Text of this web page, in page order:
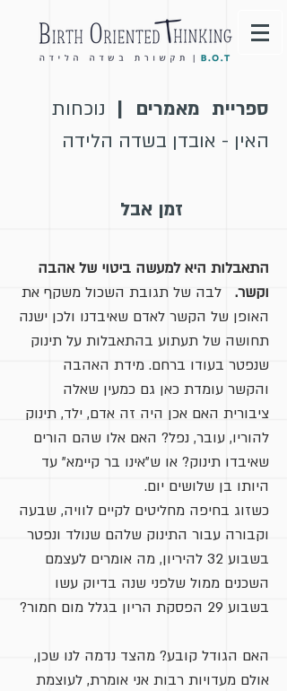
ספריית מאמרים | נוכחות
האין - אובדן בשדה הלידה
זמן אבל
התאבלות היא למעשה ביטוי של אהבה
וקשר. לבה של תגובת השכול משקף את
האופן של הקשר לאדם שאיבדנו ולכן ישנה
תחושה של תעתוע בהתאבלות על תינוק
שנפטר בעודו ברחם. מידת האהבה
והקשר עומדת כאן גם כמעין שאלה
ציבורית האם אכן היה זה אדם, ילד, תינוק
להוריו, עובר, נפל? האם אלו שהם הורים
שאיבדו תינוק? או ש"אינו בר קיימא" עד
היותו בן שלושים יום.
כשזוג בחיפה מחליטים לקיים לוויה, שבעה
וקבורה עבור התינוק שלהם שנולד ונפטר
בשבוע 32 להיריון, מה אומרים לעצמם
השכנים ממול שלפני שנה בדיוק עשו
בשבוע 29 הפסקת הריון בגלל מום חמור?
האם הגודל קובע? מהצד נדמה לנו שכן,
אולם מעדויות רבות אני אומרת, לעוצמת